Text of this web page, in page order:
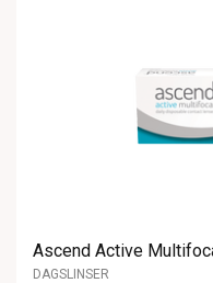
Ascend Active
DAGSLINSER